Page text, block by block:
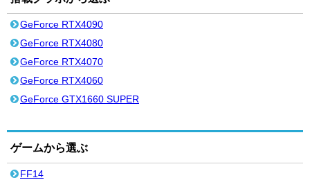
GeForce RTX4090
GeForce RTX4080
GeForce RTX4070
GeForce RTX4060
GeForce GTX1660 SUPER
ゲームから選ぶ
FF14